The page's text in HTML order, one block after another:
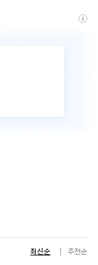
최신순 추천순